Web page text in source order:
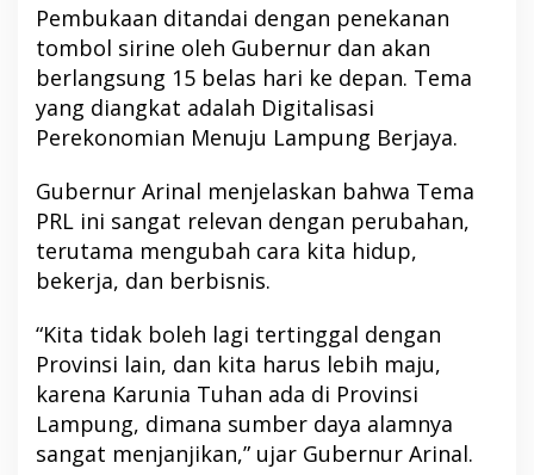
Pembukaan ditandai dengan penekanan
tombol sirine oleh Gubernur dan akan
berlangsung 15 belas hari ke depan. Tema
yang diangkat adalah Digitalisasi
Perekonomian Menuju Lampung Berjaya.
Gubernur Arinal menjelaskan bahwa Tema
PRL ini sangat relevan dengan perubahan,
terutama mengubah cara kita hidup,
bekerja, dan berbisnis.
“Kita tidak boleh lagi tertinggal dengan
Provinsi lain, dan kita harus lebih maju,
karena Karunia Tuhan ada di Provinsi
Lampung, dimana sumber daya alamnya
sangat menjanjikan,” ujar Gubernur Arinal.